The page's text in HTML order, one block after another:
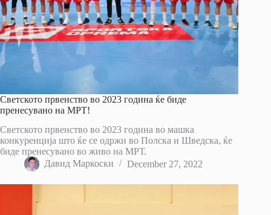
Светското првенство во 2023 година ќе биде
пренесувано на МРТ!
Светското првенство во 2023 година во машка
конкуренција што ќе се одржи во Полска и Шведска, ќе
биде пренесувано во живо на МРТ.
Давид Маркоски
December 27, 2022